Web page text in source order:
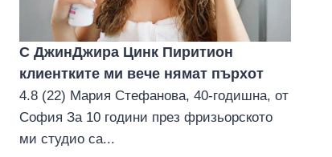
С ДжинДжира Цинк Пиритион
клиентките ми вече нямат пърхoт
4.8 (22) Мария Стефанова, 40-годишна, от
София За 10 години през фризьорското
ми студио са...